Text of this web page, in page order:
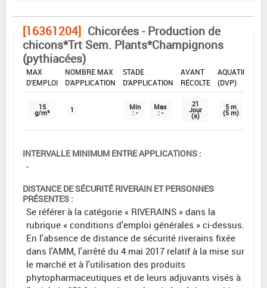
[16361204] Chicorées - Production de
chicons*Trt Sem. Plants*Champignons
(pythiacées)
DOSE
MAX
D'EMPLOI
NOMBRE MAX
D'APPLICATION
STADE
D'APPLICATION
AVANT
RÉCOLTE
AQUATIQUE
(DVP)
15
g/m² 1 Min
: -
Max
: -
21
Jour
(s)
5 m
(5 m)
INTERVALLE MINIMUM ENTRE APPLICATIONS :
-
DISTANCE DE SÉCURITÉ RIVERAIN ET PERSONNES
PRÉSENTES :
Se référer à la catégorie « RIVERAINS » dans la
rubrique « conditions d'emploi générales » ci-dessus.
En l'absence de distance de sécurité riverains fixée
dans l'AMM, l'arrêté du 4 mai 2017 relatif à la mise sur
le marché et à l'utilisation des produits
phytopharmaceutiques et de leurs adjuvants visés à